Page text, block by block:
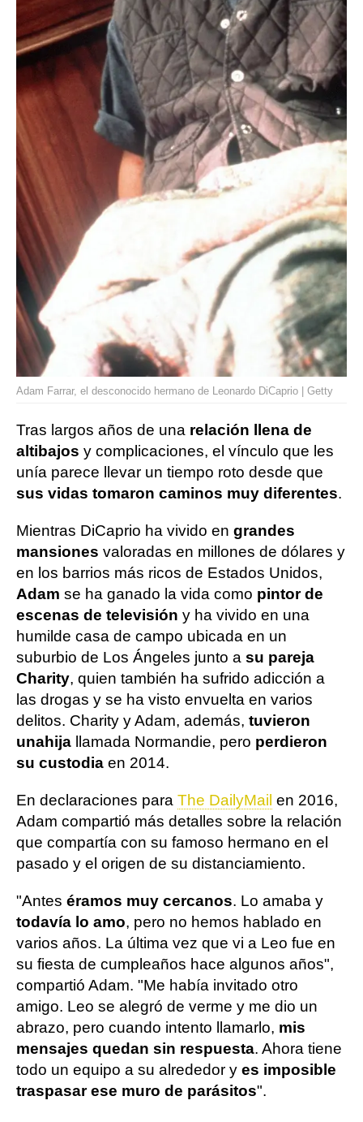
Adam Farrar, el desconocido hermano de Leonardo DiCaprio | Getty
Tras largos años de una relación llena de
altibajos y complicaciones, el vínculo que les
unía parece llevar un tiempo roto desde que
sus vidas tomaron caminos muy diferentes.
Mientras DiCaprio ha vivido en grandes
mansiones valoradas en millones de dólares y
en los barrios más ricos de Estados Unidos,
Adam se ha ganado la vida como pintor de
escenas de televisión y ha vivido en una
humilde casa de campo ubicada en un
suburbio de Los Ángeles junto a su pareja
Charity, quien también ha sufrido adicción a
las drogas y se ha visto envuelta en varios
delitos. Charity y Adam, además, tuvieron
unahija llamada Normandie, pero perdieron
su custodia en 2014.
En declaraciones para The DailyMail en 2016,
Adam compartió más detalles sobre la relación
que compartía con su famoso hermano en el
pasado y el origen de su distanciamiento.
"Antes éramos muy cercanos. Lo amaba y
todavía lo amo, pero no hemos hablado en
varios años. La última vez que vi a Leo fue en
su fiesta de cumpleaños hace algunos años",
compartió Adam. "Me había invitado otro
amigo. Leo se alegró de verme y me dio un
abrazo, pero cuando intento llamarlo, mis
mensajes quedan sin respuesta. Ahora tiene
todo un equipo a su alrededor y es imposible
traspasar ese muro de parásitos".